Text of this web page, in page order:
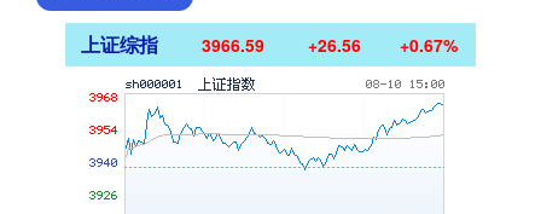
上证综指 3966.59 +26.56 +0.67%